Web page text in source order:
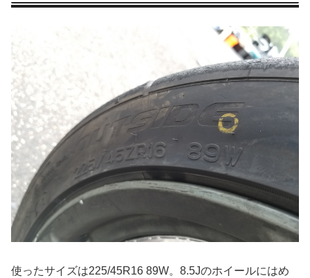
使ったサイズは225/45R16 89W。8.5Jのホイールにはめ